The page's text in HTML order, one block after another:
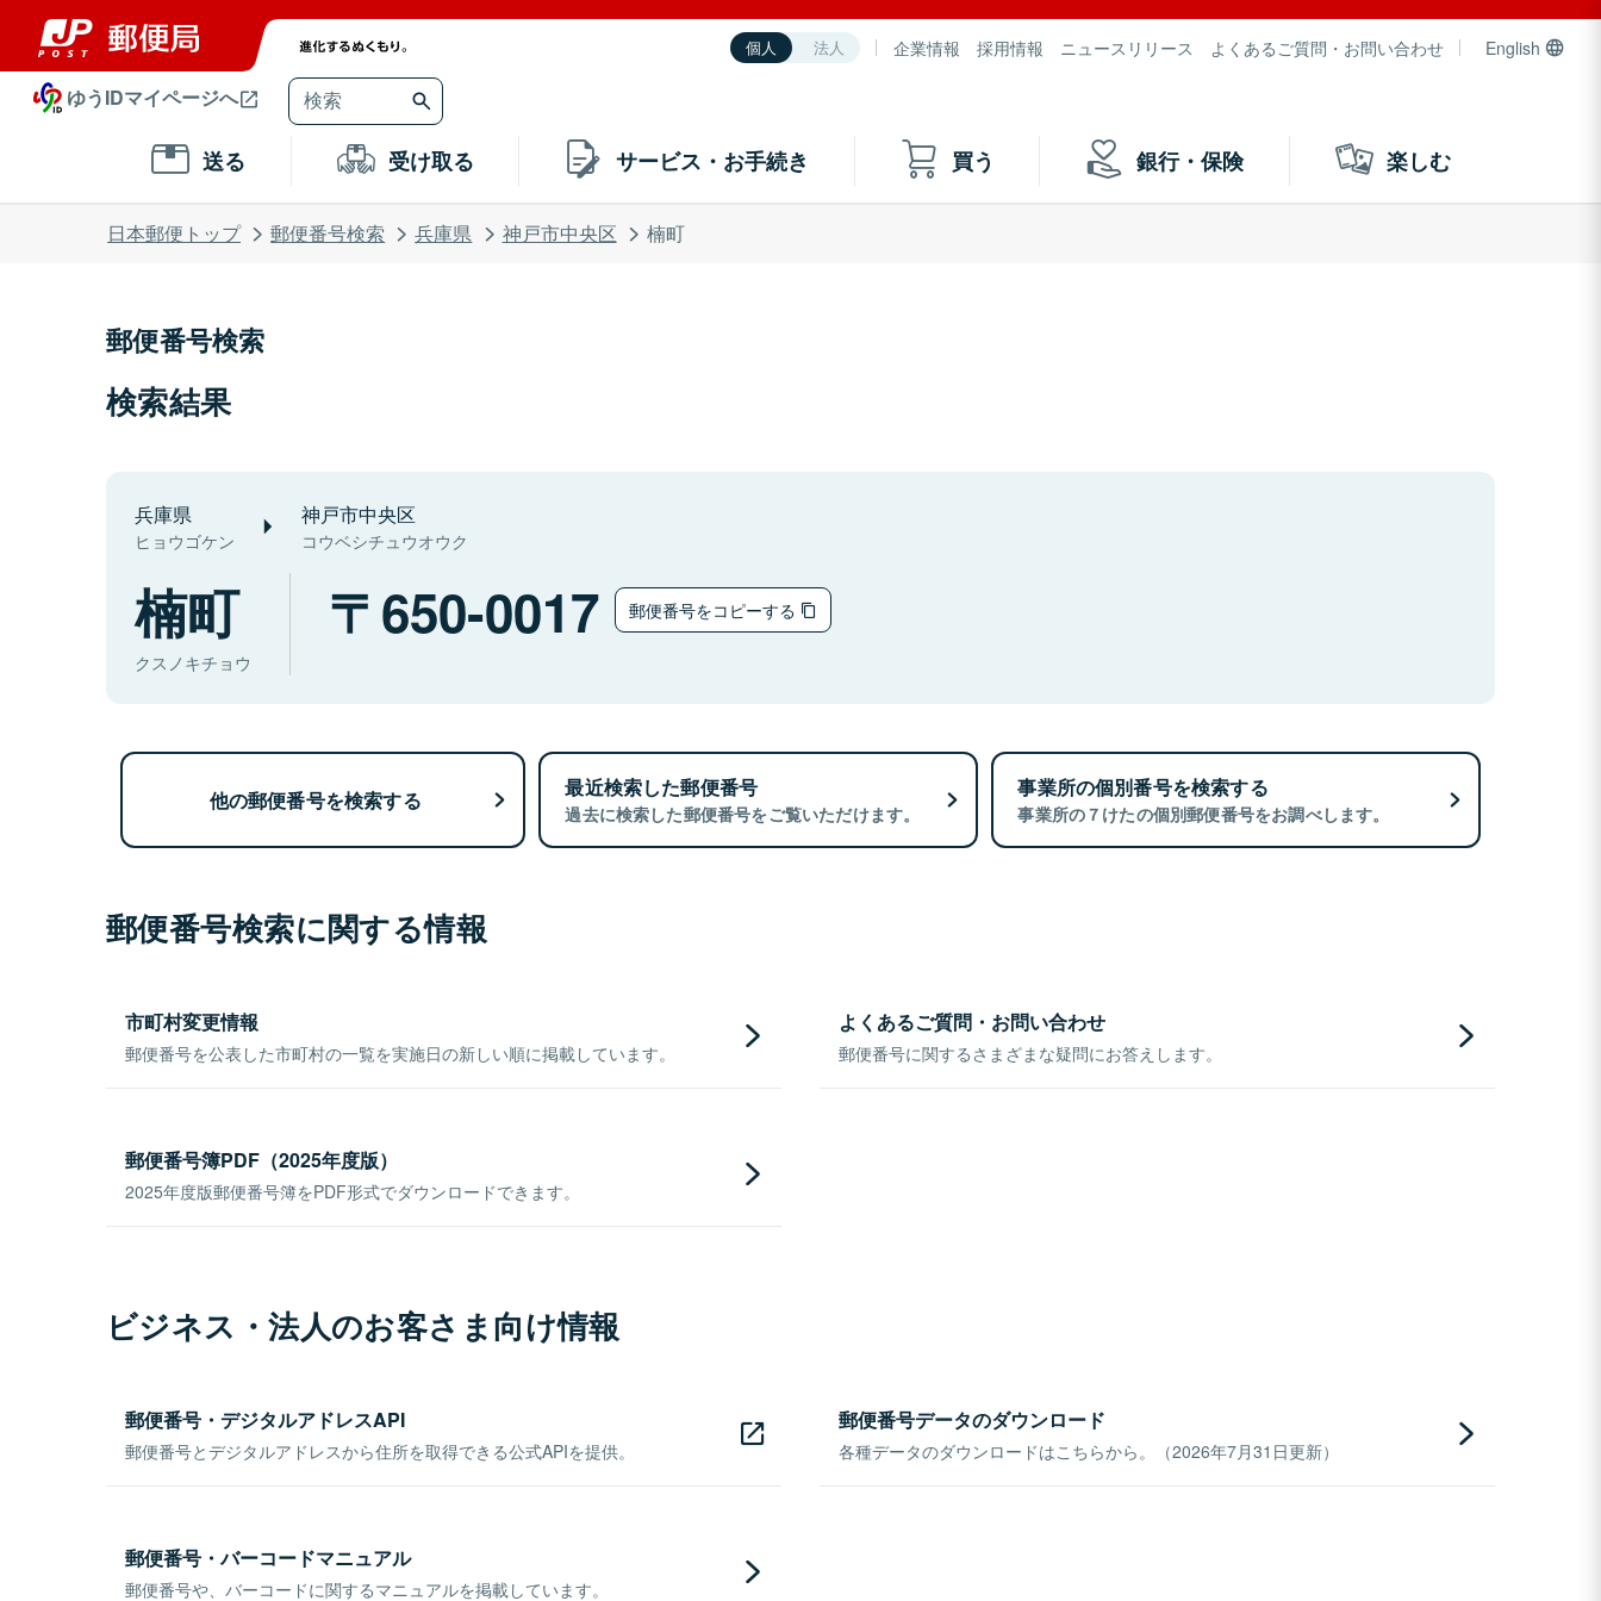
個人 法人 企業情報 採用情報 ニュースリリース よくあるご質問・お問い合わせ English
ゆうIDマイページへ
送る 受け取る サービス・お手続き 買う 銀行・保険 楽しむ
日本郵便トップ 郵便番号検索 兵庫県 神戸市中央区 楠町
郵便番号検索
検索結果
兵庫県
ヒョウゴケン
神戸市中央区
コウベシチュウオウク
楠町
クスノキチョウ
650-0017 郵便番号をコピーする
他の郵便番号を検索する 最近検索した郵便番号
過去に検索した郵便番号をご覧いただけます。
事業所の個別番号を検索する
事業所の７けたの個別郵便番号をお調べします。
郵便番号検索に関する情報
市町村変更情報
郵便番号を公表した市町村の一覧を実施日の新しい順に掲載しています。
よくあるご質問・お問い合わせ
郵便番号に関するさまざまな疑問にお答えします。
郵便番号簿PDF（2025年度版）
2025年度版郵便番号簿をPDF形式でダウンロードできます。
ビジネス・法人のお客さま向け情報
郵便番号・デジタルアドレスAPI
郵便番号とデジタルアドレスから住所を取得できる公式APIを提供。
郵便番号データのダウンロード
各種データのダウンロードはこちらから。（2026年7月31日更新）
郵便番号・バーコードマニュアル
郵便番号や、バーコードに関するマニュアルを掲載しています。